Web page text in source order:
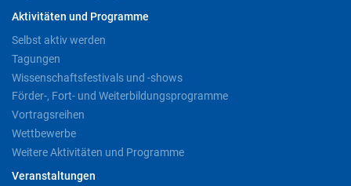
Aktivitäten und Programme
Selbst aktiv werden
Tagungen
Wissenschaftsfestivals und -shows
Förder-, Fort- und Weiterbildungsprogramme
Vortragsreihen
Wettbewerbe
Weitere Aktivitäten und Programme
Veranstaltungen